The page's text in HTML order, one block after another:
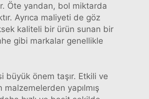
Öte yandan, bol miktarda
Ayrıca maliyeti de göz
kaliteli bir ürün sunan bir
gibi markalar genellikle
büyük önem taşır. Etkili ve
yapılmış